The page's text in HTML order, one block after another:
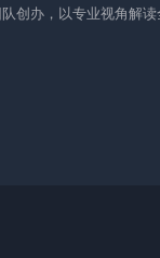
创办，以专业视角解